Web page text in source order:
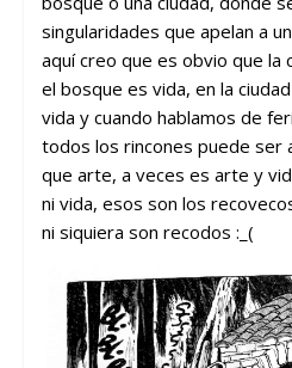
singularidades que apelan a
aquí creo que es obvio que la
el bosque es vida, en la
vida y cuando hablamos de
todos los rincones puede ser
que arte, a veces es arte y
ni vida, esos son los
ni siquiera son recodos :_(